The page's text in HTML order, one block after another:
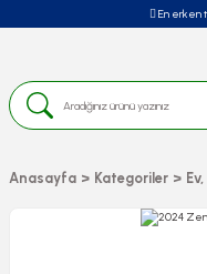
En erken
Anasayfa Kategoriler